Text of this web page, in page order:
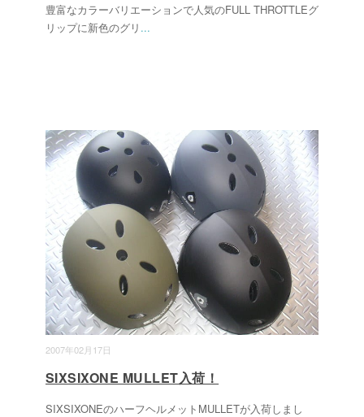
豊富なカラーバリエーションで人気のFULL THROTTLEグ
リップに新色のグリ ...
2007年02月17日
SIXSIXONE MULLET入荷！
SIXSIXONEのハーフヘルメットMULLETが入荷しまし